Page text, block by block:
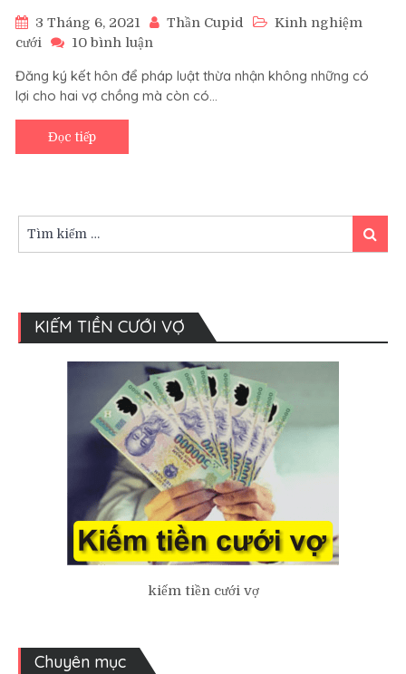
3 Tháng 6, 2021 Thần Cupid
Kinh nghiệm
cưới
10 bình luận
lý
do
khi
cưới
Đăng ký kết hôn để pháp luật thừa nhận không những có
lợi cho hai vợ chồng mà còn có…
Đọc tiếp
kiếm:
Tìm
kiếm
KIẾM TIỀN CƯỚI VỢ
kiếm tiền cưới vợ
Chuyên mục